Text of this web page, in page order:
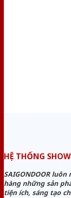
HỆ THỐNG
SAIGONDOOR
hàng những sản
tiện ích, sáng tạo